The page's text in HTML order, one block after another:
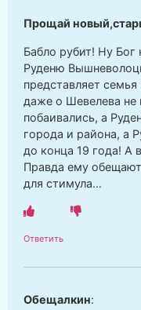
Прощай
Бабло рубит! Ну
Руденю
представляет
даже о Шевелева не
побаивались, а
города и района, а
до конца 19 года! А
Правда ему
для стимула…
Ответить
Обещалкин: